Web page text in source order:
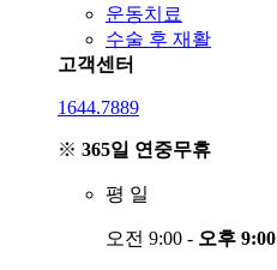
운동치료
수술 후 재활
고객센터
1644.7889
※ 365일 연중무휴
평 일
오전 9:00 - 오후 9:00